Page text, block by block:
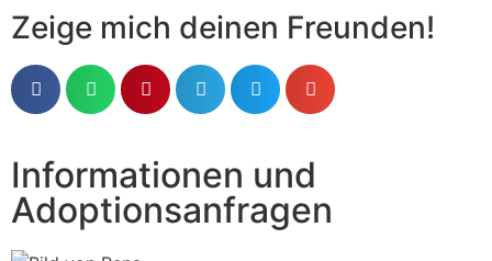
Zeige mich deinen Freunden!
Informationen und
Adoptionsanfragen